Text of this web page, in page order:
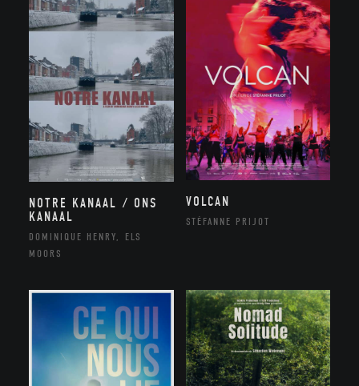
NOTRE KANAAL / ONS
KANAAL
DOMINIQUE HENRY, ELS
MOORS
VOLCAN
STÉFANNE PRIJOT